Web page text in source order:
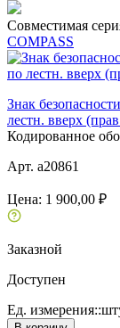
Совместимая
COMPASS
Знак
лестн. вверх
Кодированное
Арт. a20861
Цена: 1 900,00 ₽
Заказной
Доступен
Ед. измерения::